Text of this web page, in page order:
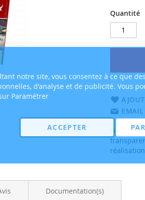
notre site, vous consentez à ce que
d'analyse et de publicité. Vous
Paramétrer
ACCEPTER
Quantité
EMAIL
Film
Documentation(s)